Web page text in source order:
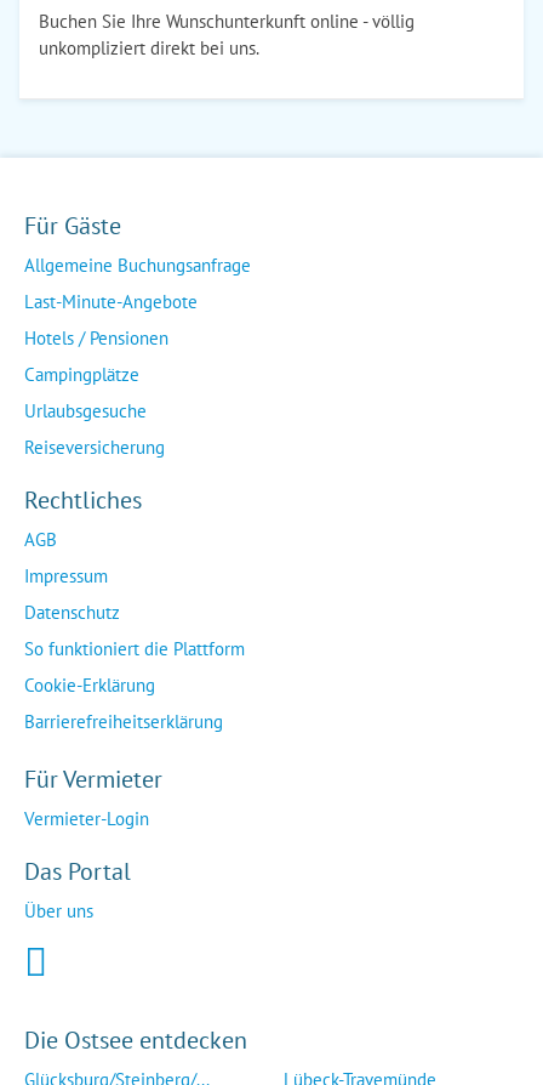
Buchen Sie Ihre Wunschunterkunft online - völlig
unkompliziert direkt bei uns.
Für Gäste
Allgemeine Buchungsanfrage
Last-Minute-Angebote
Hotels / Pensionen
Campingplätze
Urlaubsgesuche
Reiseversicherung
Rechtliches
AGB
Impressum
Datenschutz
So funktioniert die Plattform
Cookie-Erklärung
Barrierefreiheitserklärung
Für Vermieter
Vermieter-Login
Das Portal
Über uns
Die Ostsee entdecken
Glücksburg/Steinberg/... Lübeck-Travemünde